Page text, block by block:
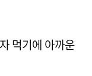
먹기에 아까운